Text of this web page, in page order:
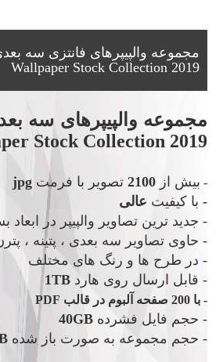
Wallpaper Stock Collection 2019
Stock Collection 2019:
- بیش از 2100 تصویر با فرمت jpg
- با کیفیت عالی
- جدید ترین تصاویر والپیپر در ابعاد
- حاوی تصاویر سه بعدی ، پتینه ،
- در طرح ها و رنگ های مختلف
- قابل ارسال روی هارد 1TB
- با 200 صفحه آلبوم در قالب PDF
- حجم فایل فشرده 40GB
- حجم مجموعه به صورت باز شده